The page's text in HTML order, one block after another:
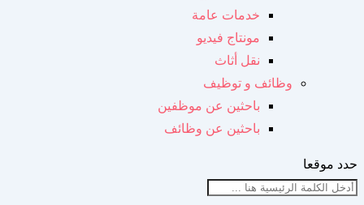
خدمات عامة
مونتاج فيديو
نقل أثاث
وظائف و توظيف
باحثين عن موظفين
باحثين عن وظائف
حدد موقعا